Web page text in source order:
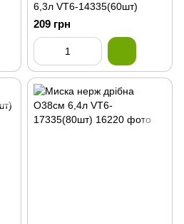
6,3л VT6-14335(60шт)
209 грн